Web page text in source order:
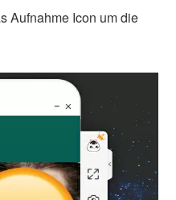
Aufnahme Icon um die